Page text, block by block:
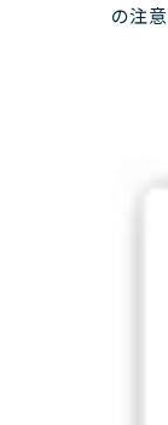
の注